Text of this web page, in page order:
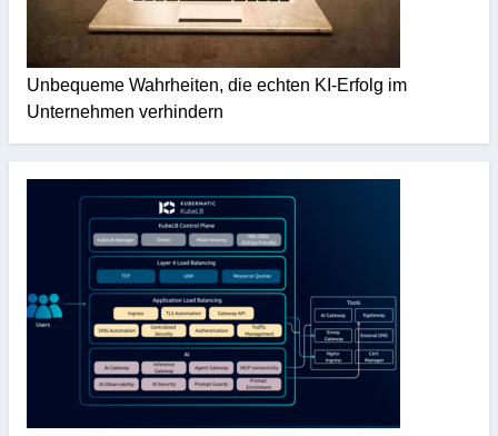
Unbequeme Wahrheiten, die echten KI-Erfolg im
Unternehmen verhindern